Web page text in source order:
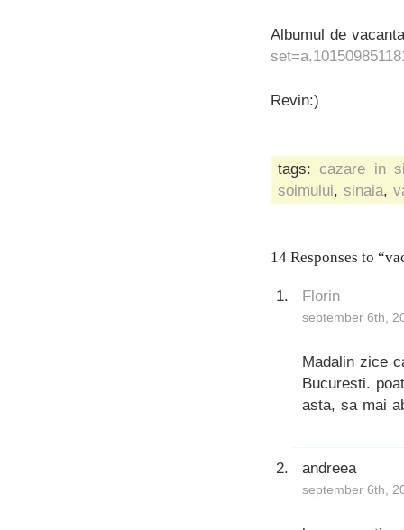
Albumul de
Revin:)
tags:cazare in
soimului, sinaia,
14 Responses to
Florin
september 6th,
Madalin zice
Bucuresti.
asta, sa mai
andreea
september 6th,